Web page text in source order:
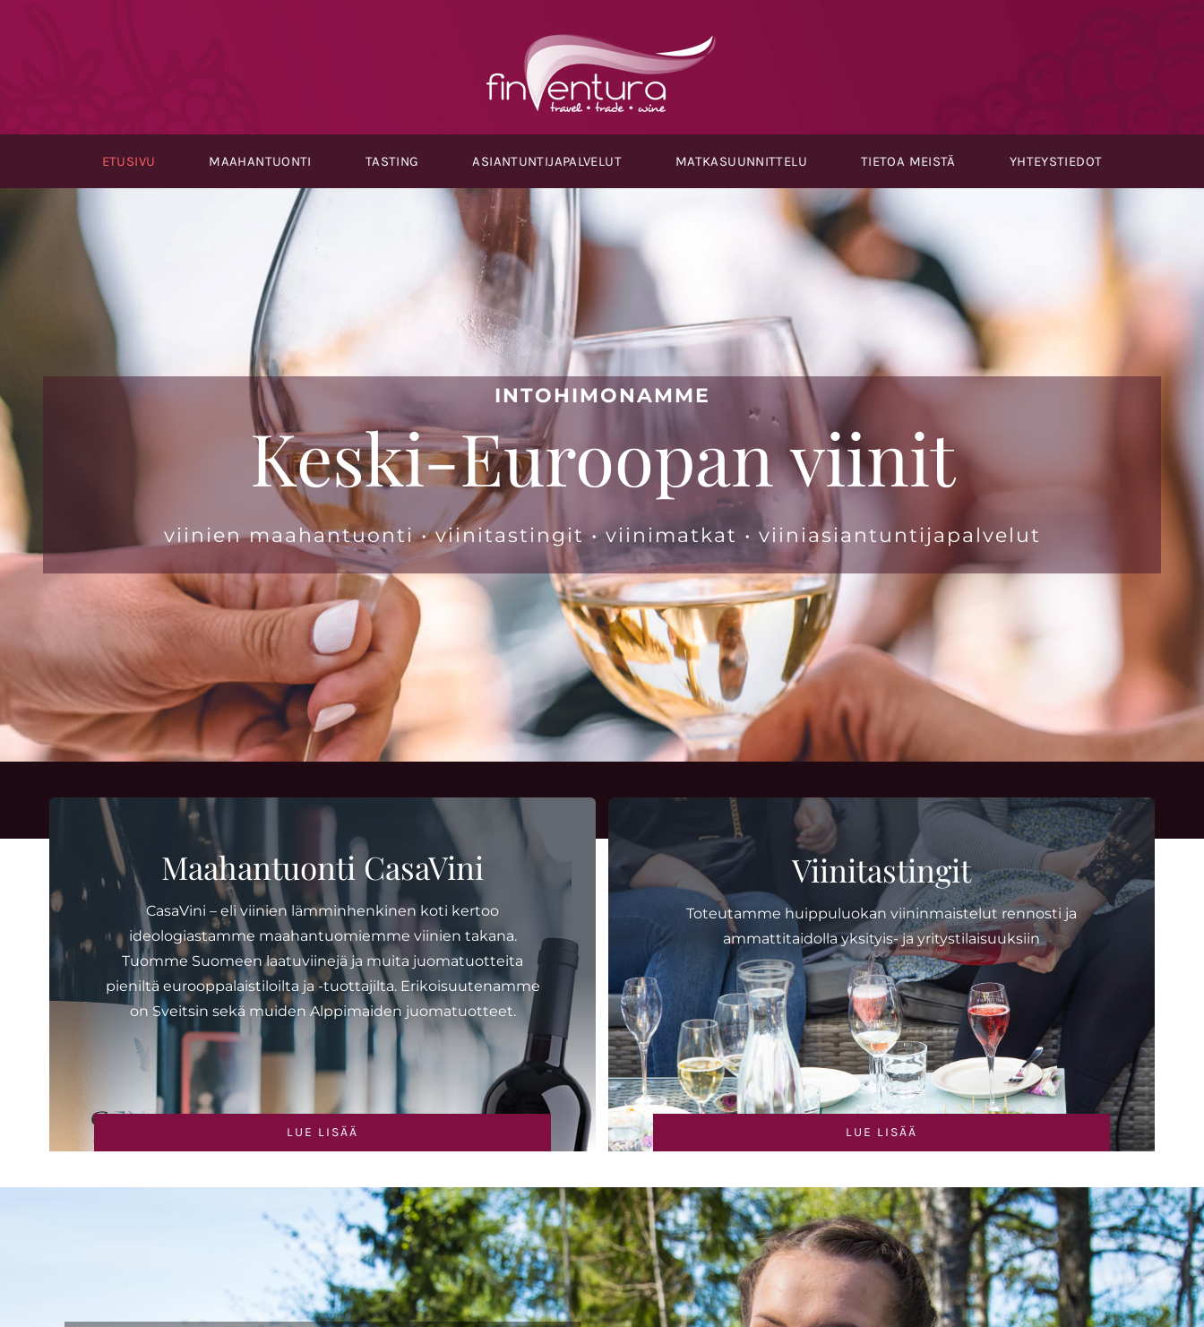
ETUSIVU MAAHANTUONTI TASTING ASIANTUNTIJAPALVELUT MATKASUUNNITTELU TIETOA MEISTÄ YHTEYSTIEDOT
INTOHIMONAMME
Keski-Euroopan viinit
viinien maahantuonti • viinitastingit • viinimatkat • viiniasiantuntijapalvelut
Maahantuonti CasaVini
CasaVini – eli viinien lämminhenkinen koti kertoo
ideologiastamme maahantuomiemme viinien takana.
Tuomme Suomeen laatuviinejä ja muita juomatuotteita
pieniltä eurooppalaistiloilta ja -tuottajilta. Erikoisuutenamme
on Sveitsin sekä muiden Alppimaiden juomatuotteet.
LUE LISÄÄ
Viinitastingit
Toteutamme huippuluokan viininmaistelut rennosti ja
ammattitaidolla yksityis- ja yritystilaisuuksiin
LUE LISÄÄ